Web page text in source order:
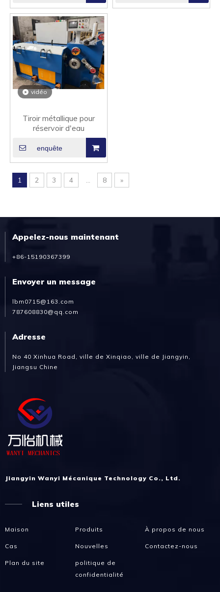
vidéo
Tiroir métallique pour
réservoir d'eau
enquête
1 2 3 4 ... 8 »
Appelez-nous maintenant
+86-15190367399
Envoyer un message
lbm0715@163.com
787608830@qq.com
Adresse
No 40 Xinhua Road, ville de Xinqiao, ville de Jiangyin,
Jiangsu Chine
Jiangyin Wanyi Mécanique Technology Co., Ltd.
Liens utiles
Maison Produits À propos de nous
Cas Nouvelles Contactez-nous
Plan du site
politique de
confidentialité